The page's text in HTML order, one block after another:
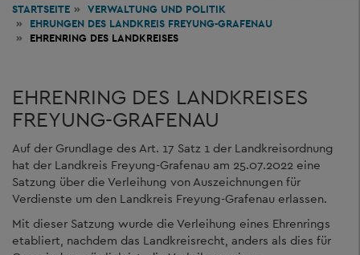
STARTSEITE VERWALTUNG UND POLITIK
EHRUNGEN DES LANDKREIS FREYUNG-GRAFENAU
EHRENRING DES LANDKREISES
EHRENRING DES LANDKREISES
FREYUNG-GRAFENAU
Auf der Grundlage des Art. 17 Satz 1 der Landkreisordnung
hat der Landkreis Freyung-Grafenau am 25.07.2022 eine
Satzung über die Verleihung von Auszeichnungen für
Verdienste um den Landkreis Freyung-Grafenau erlassen.
Mit dieser Satzung wurde die Verleihung eines Ehrenrings
etabliert, nachdem das Landkreisrecht, anders als dies für